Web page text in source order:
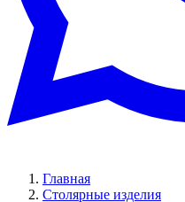
Главная
Столярные изделия